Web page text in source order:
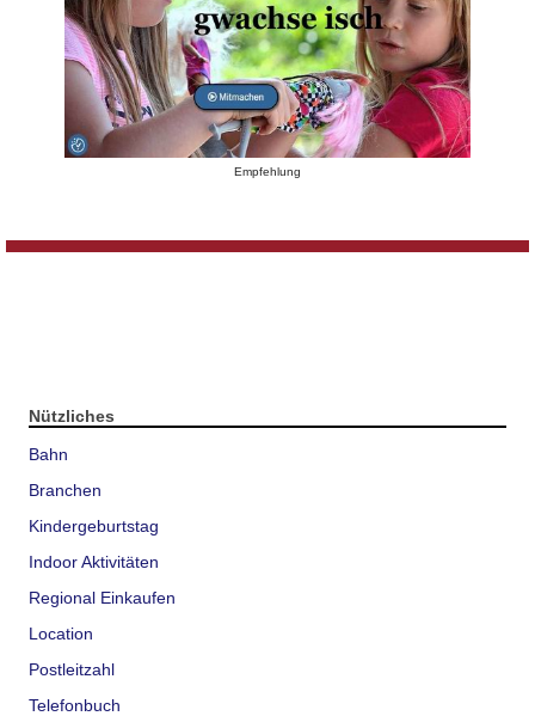
Empfehlung
Nützliches
Bahn
Branchen
Kindergeburtstag
Indoor Aktivitäten
Regional Einkaufen
Location
Postleitzahl
Telefonbuch